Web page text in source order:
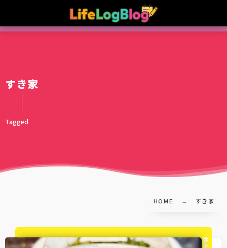
すき家
Tagged
HOME すき家